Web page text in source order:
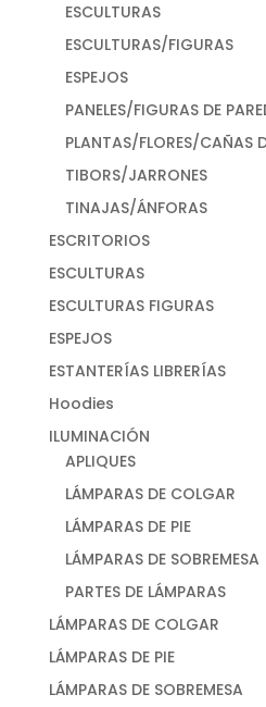
ESCULTURAS
ESCULTURAS/FIGURAS
ESPEJOS
PANELES/FIGURAS DE
PLANTAS/FLORES/CAÑAS
TIBORS/JARRONES
TINAJAS/ÁNFORAS
ESCRITORIOS
ESCULTURAS
ESCULTURAS FIGURAS
ESPEJOS
ESTANTERÍAS LIBRERÍAS
Hoodies
ILUMINACIÓN
APLIQUES
LÁMPARAS DE COLGAR
LÁMPARAS DE PIE
LÁMPARAS DE SOBREMESA
PARTES DE LÁMPARAS
LÁMPARAS DE COLGAR
LÁMPARAS DE PIE
LÁMPARAS DE SOBREMESA